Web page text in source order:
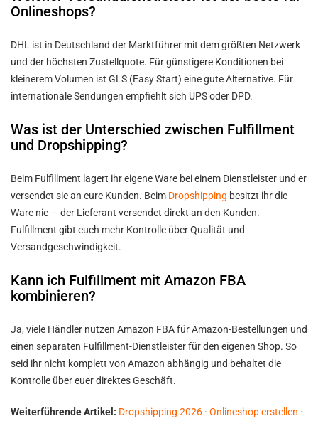
Onlineshops?
DHL ist in Deutschland der Marktführer mit dem größten Netzwerk
und der höchsten Zustellquote. Für günstigere Konditionen bei
kleinerem Volumen ist GLS (Easy Start) eine gute Alternative. Für
internationale Sendungen empfiehlt sich UPS oder DPD.
Was ist der Unterschied zwischen Fulfillment
und Dropshipping?
Beim Fulfillment lagert ihr eigene Ware bei einem Dienstleister und er
versendet sie an eure Kunden. Beim Dropshipping besitzt ihr die
Ware nie — der Lieferant versendet direkt an den Kunden.
Fulfillment gibt euch mehr Kontrolle über Qualität und
Versandgeschwindigkeit.
Kann ich Fulfillment mit Amazon FBA
kombinieren?
Ja, viele Händler nutzen Amazon FBA für Amazon-Bestellungen und
einen separaten Fulfillment-Dienstleister für den eigenen Shop. So
seid ihr nicht komplett von Amazon abhängig und behaltet die
Kontrolle über euer direktes Geschäft.
Weiterführende Artikel: Dropshipping 2026 · Onlineshop erstellen ·